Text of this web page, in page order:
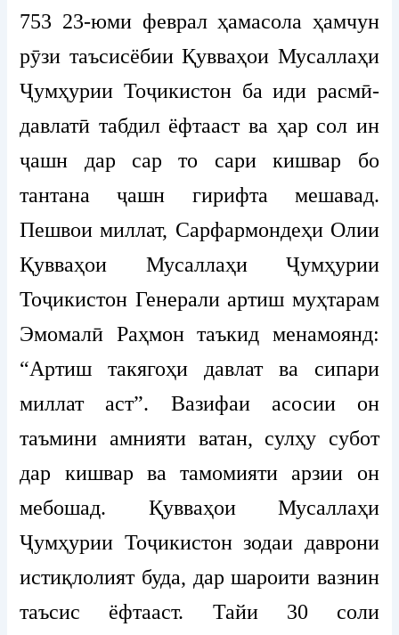
753 23-юми феврал ҳамасола ҳамчун
рӯзи таъсисёбии Қувваҳои Мусаллаҳи
Ҷумҳурии Тоҷикистон ба иди расмӣ-
давлатӣ табдил ёфтааст ва ҳар сол ин
ҷашн дар сар то сари кишвар бо
тантана ҷашн гирифта мешавад.
Пешвои миллат, Сарфармондеҳи Олии
Қувваҳои Мусаллаҳи Ҷумҳурии
Тоҷикистон Генерали артиш муҳтарам
Эмомалӣ Раҳмон таъкид менамоянд:
“Артиш такягоҳи давлат ва сипари
миллат аст”. Вазифаи асосии он
таъмини амнияти ватан, сулҳу субот
дар кишвар ва тамомияти арзии он
мебошад. Қувваҳои Мусаллаҳи
Ҷумҳурии Тоҷикистон зодаи даврони
истиқлолият буда, дар шароити вазнин
таъсис ёфтааст. Тайи 30 соли